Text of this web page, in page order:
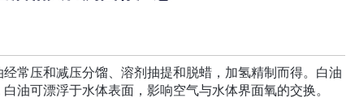
常压和减压分馏、溶剂抽提和脱蜡，加氢精制而得。白油
油可漂浮于水体表面，影响空气与水体界面氧的交换。